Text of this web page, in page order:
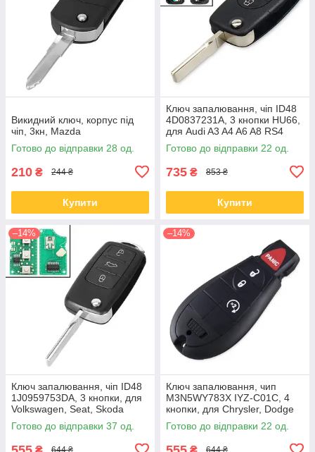
Викидний ключ, корпус під
чіп, 3кн, Mazda
Готово до відправки 28 од.
210 ₴ 244 ₴
Купити
Ключ запалювання, чіп ID48
4D0837231A, 3 кнопки HU66,
для Audi A3 A4 A6 A8 RS4
Готово до відправки 22 од.
735 ₴ 853 ₴
Купити
–14%
Ключ запалювання, чіп ID48
1J0959753DA, 3 кнопки, для
Volkswagen, Seat, Skoda
Готово до відправки 37 од.
–14%
Ключ запалювання, чип
M3N5WY783X IYZ-C01C, 4
кнопки, для Chrysler, Dodge
Готово до відправки 22 од.